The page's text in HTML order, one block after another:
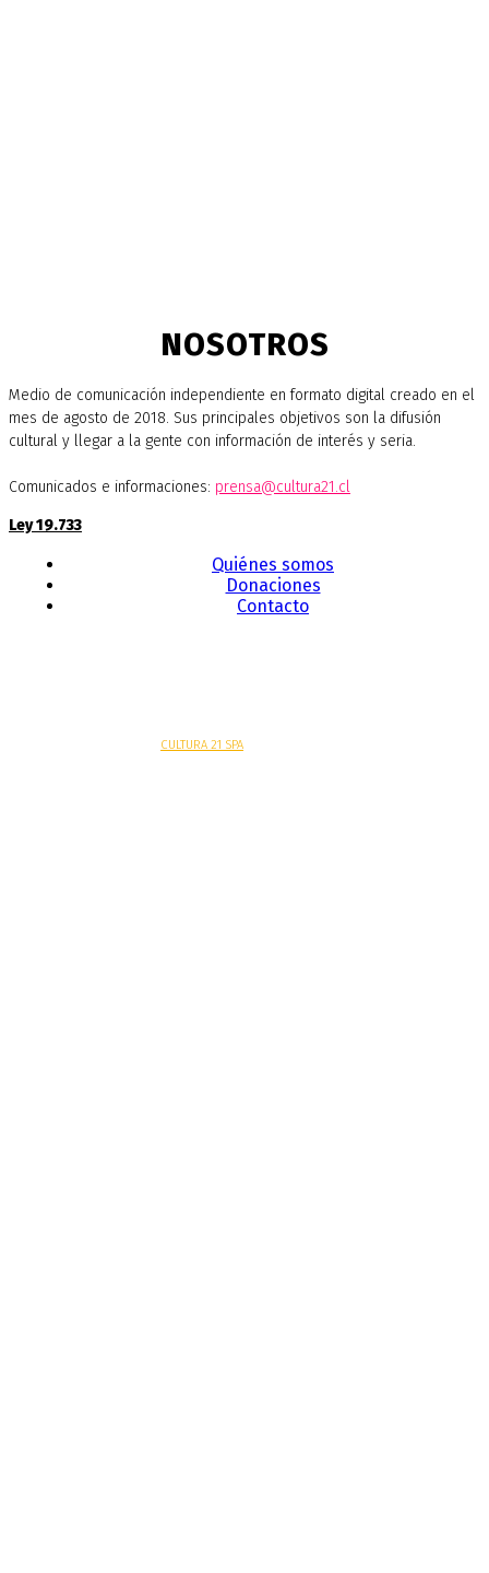
NOSOTROS
Medio de comunicación independiente en formato digital creado en el
mes de agosto de 2018. Sus principales objetivos son la difusión
cultural y llegar a la gente con información de interés y seria.
Comunicados e informaciones: prensa@cultura21.cl
Ley 19.733
Quiénes somos
Donaciones
Contacto
CULTURA 21 SPA